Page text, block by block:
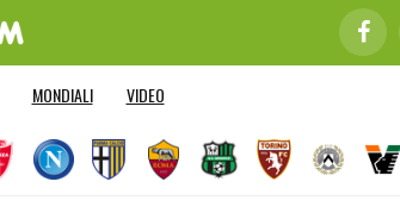
MONDIALI VIDEO